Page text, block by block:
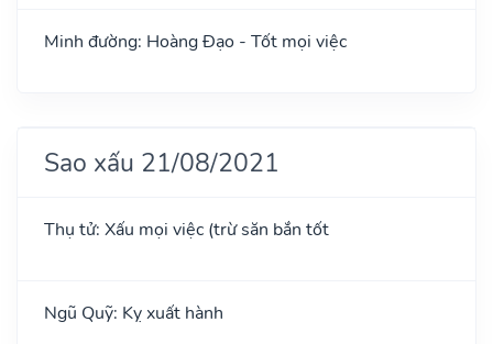
Minh đường: Hoàng Đạo - Tốt mọi việc
Sao xấu 21/08/2021
Thụ tử: Xấu mọi việc (trừ săn bắn tốt
Ngũ Quỹ: Kỵ xuất hành